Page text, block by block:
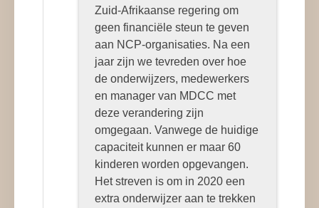
Zuid-Afrikaanse regering om
geen financiële steun te geven
aan NCP-organisaties. Na een
jaar zijn we tevreden over hoe
de onderwijzers, medewerkers
en manager van MDCC met
deze verandering zijn
omgegaan. Vanwege de huidige
capaciteit kunnen er maar 60
kinderen worden opgevangen.
Het streven is om in 2020 een
extra onderwijzer aan te trekken